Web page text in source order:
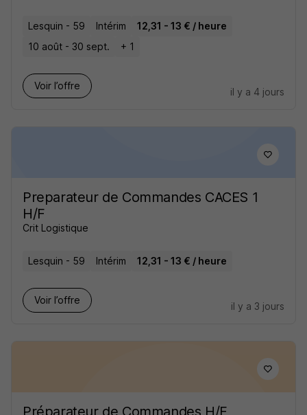
Lesquin - 59 Intérim
12,31 - 13 € / heure
10 août - 30 sept.
+ 1
Voir l’offre
il y a 4 jours
Preparateur de Commandes CACES 1
H/F
Crit Logistique
Lesquin - 59 Intérim 12,31 - 13 € / heure
Voir l’offre
il y a 3 jours